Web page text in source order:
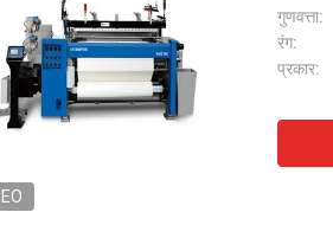
गुणवत्ता:
रंग:
प्रकार: